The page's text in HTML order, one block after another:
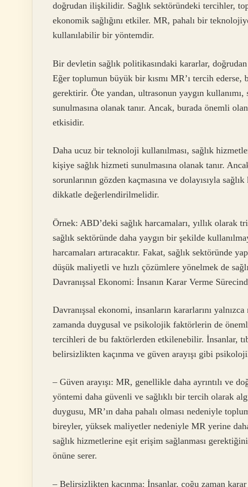
doğrudan ilişkilidir. Sağlık sektöründeki tercihler,
ekonomik sağlığını etkiler. MR, pahalı bir
kullanılabilir bir yöntemdir.
Bir devletin sağlık politikasındaki kararlar,
Eğer toplumun büyük bir kısmı MR’ı tercih ederse,
gerektirir. Öte yandan, ultrasonun yaygın
sunulmasına olanak tanır. Ancak, burada önemli
etkisidir.
Daha ucuz bir teknoloji kullanılması, sağlık
kişiye sağlık hizmeti sunulmasına olanak tanır.
sorunlarının gözden kaçmasına ve dolayısıyla
dikkatle değerlendirilmelidir.
Örnek: ABD’deki sağlık harcamaları, yıllık olarak
sağlık sektöründe daha yaygın bir şekilde
harcamaları artıracaktır. Fakat, sağlık sektöründe
düşük maliyetli ve hızlı çözümlere yönelmek de
Davranışsal Ekonomi: İnsanın Karar Verme
Davranışsal ekonomi, insanların kararlarını
zamanda duygusal ve psikolojik faktörlerin de
tercihleri de bu faktörlerden etkilenebilir. İnsanlar,
belirsizlikten kaçınma ve güven arayışı gibi
– Güven arayışı: MR, genellikle daha ayrıntılı ve
yöntemi daha güvenli ve sağlıklı bir tercih olarak
duygusu, MR’ın daha pahalı olması nedeniyle
bireyler, yüksek maliyetler nedeniyle MR yerine
sağlık hizmetlerine eşit erişim sağlanması
önüne serer.
– Belirsizlikten kaçınma: İnsanlar, çoğu zaman